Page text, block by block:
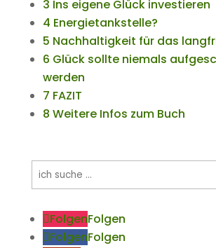
3 Ins eigene Glück investieren
4 Energietankstelle?
5 Nachhaltigkeit für das
6 Glück sollte niemals
werden
7 FAZIT
8 Weitere Infos zum Buch
Suchen
nach:
FolgenFolgen
FolgenFolgen